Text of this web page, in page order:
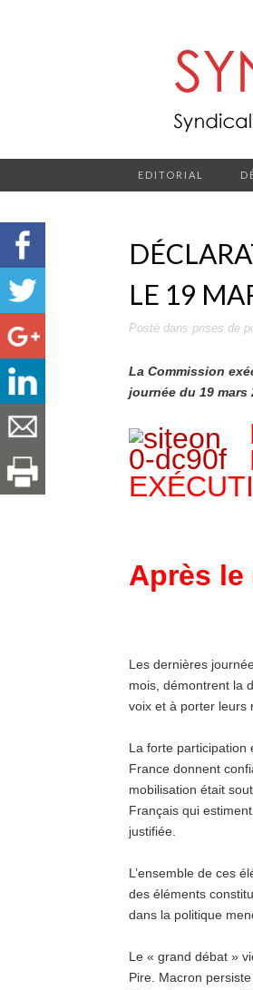
EDITORIAL
LE 19
Posté dans prises de
La Commission
journée du 19 mars
Après
Les dernières
mois, démontrent la
voix et à porter leurs
La forte participation
France donnent
mobilisation était
Français qui
justifiée.
L’ensemble de ces
des éléments
dans la politique
Le « grand débat »
Pire. Macron